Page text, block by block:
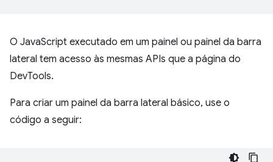
O JavaScript executado em um painel ou painel da barra
lateral tem acesso às mesmas APIs que a página do
DevTools.
Para criar um painel da barra lateral básico, use o
código a seguir: